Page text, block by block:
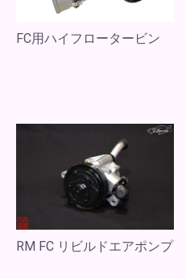
FC用ハイフロータービン
RM FC リビルドエアポンプ